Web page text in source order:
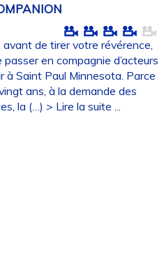
avant de tirer votre révérence,
en compagnie d’acteurs
à Saint Paul Minnesota. Parce
ans, à la demande des
la (…) > Lire la suite ...